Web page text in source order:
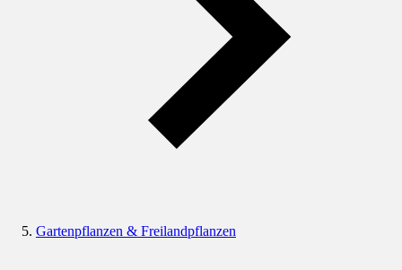
Gartenpflanzen & Freilandpflanzen